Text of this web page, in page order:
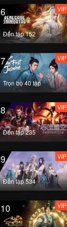
6
Đến tập 152
VIP
7
Trọn bộ 40 tập
VIP
8
Đến tập 235
VIP
9
Đến tập 534
VIP
10 VIP